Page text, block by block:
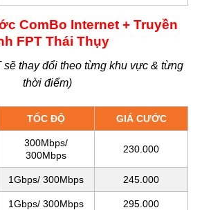
ComBo Internet + Truyền
FPT Thái Thụy
thay đổi theo từng khu vực & từng
thời điểm)
TỐC ĐỘ GIÁ CƯỚC
300Mbps/
300Mbps
230.000
1Gbps/ 300Mbps 245.000
1Gbps/ 300Mbps 295.000